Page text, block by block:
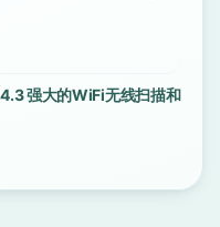
强大的WiFi无线扫描和